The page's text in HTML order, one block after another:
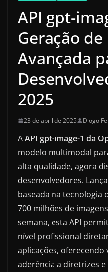
API gpt-
Geração
Avançada
2025
23 de abril de 2025 Diogo
AAPI gpt-image-1 da
modelo multimodal
alta qualidade, agora
desenvolvedores.
baseada na tecnologia
700 milhões de
semana, esta API
nível profissional
aplicações, oferecendo
aderência a diretrizes